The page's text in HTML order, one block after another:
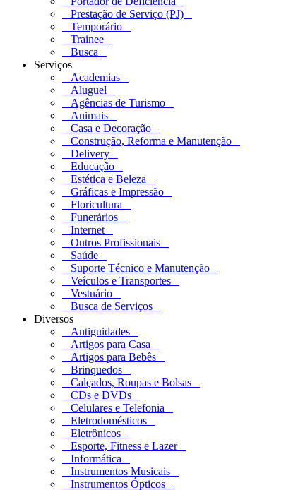
Prestação de Serviço (PJ)
Temporário
Trainee
Busca
Serviços
Academias
Aluguel
Agências de Turismo
Animais
Casa e Decoração
Construção, Reforma e Manutenção
Delivery
Educação
Estética e Beleza
Gráficas e Impressão
Floricultura
Funerários
Internet
Outros Profissionais
Saúde
Suporte Técnico e Manutenção
Veículos e Transportes
Vestuário
Busca de Serviços
Diversos
Antiguidades
Artigos para Casa
Artigos para Bebês
Brinquedos
Calçados, Roupas e Bolsas
CDs e DVDs
Celulares e Telefonia
Eletrodomésticos
Eletrônicos
Esporte, Fitness e Lazer
Informática
Instrumentos Musicais
Instrumentos Ópticos